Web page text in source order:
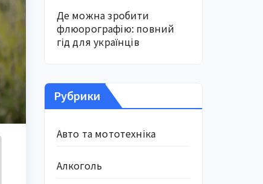
Де можна зробити
флюорографію: повний
гід для українців
Рубрики
Авто та мототехніка
Алкоголь